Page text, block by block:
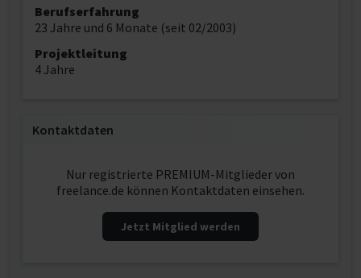
Berufserfahrung
23 Jahre und 6 Monate (seit 02/2003)
Projektleitung
4 Jahre
Kontaktdaten
Nur registrierte PREMIUM-Mitglieder von
freelance.de können Kontaktdaten einsehen.
Jetzt Mitglied werden